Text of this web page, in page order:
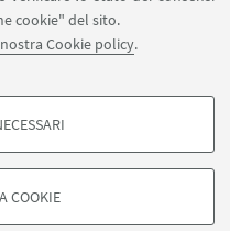
cookie" del sito.
Cookie policy.
sul sito, per analisi
COOKIE
- Università di
- PI: 01131710376 - CF: